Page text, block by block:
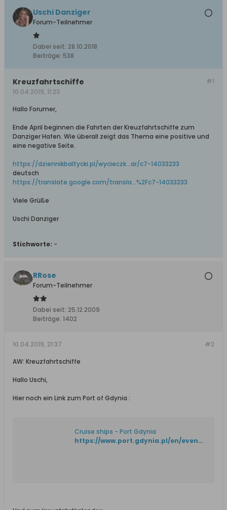
Uschi Danziger
Forum-Teilnehmer
Dabei seit: 28.10.2018
Beiträge: 538
#1
Kreuzfahrtschiffe
10.04.2019, 11:23
Hallo Forumer,
Ende April beginnen die Fahrten der Kreuzfahrtschiffe zum
Danziger Hafen. Wie überall zeigt das Thema eine positive und
eine negative Seite.
https://dziennikbaltycki.pl/wycieczk...ar/c7-14033233
deutsch
https://translate.google.com/transla...%2Fc7-14033233
Viele Grüße
Uschi Danziger
Stichworte: -
RRose
Forum-Teilnehmer
Dabei seit: 25.12.2009
Beiträge: 1402
#2
10.04.2019, 21:37
AW: Kreuzfahrtschiffe
Hallo Uschi,
Hier noch ein Link zum Port of Gdynia :
Cruise ships - Port Gdynia
https://www.port.gdynia.pl/en/events/cruise-ships